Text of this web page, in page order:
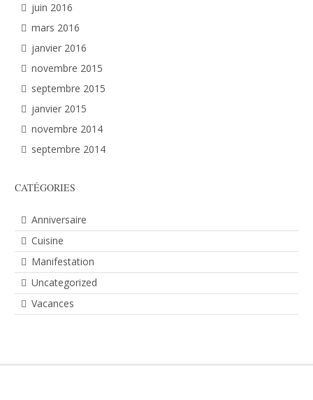
juin 2016
mars 2016
janvier 2016
novembre 2015
septembre 2015
janvier 2015
novembre 2014
septembre 2014
CATÉGORIES
Anniversaire
Cuisine
Manifestation
Uncategorized
Vacances